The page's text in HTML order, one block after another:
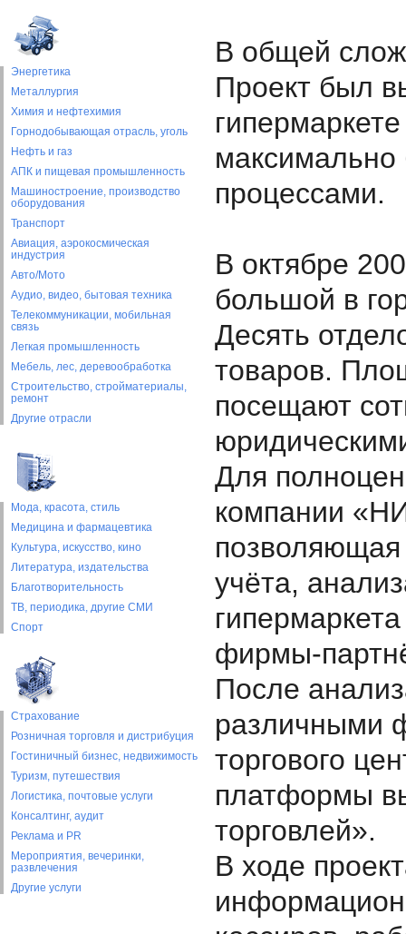
Энергетика
Металлургия
Химия и нефтехимия
Горнодобывающая отрасль, уголь
Нефть и газ
АПК и пищевая промышленность
Машиностроение, производство
оборудования
Транспорт
Авиация, аэрокосмическая
индустрия
Авто/Мото
Аудио, видео, бытовая техника
Телекоммуникации, мобильная
связь
Легкая промышленность
Мебель, лес, деревообработка
Строительство, стройматериалы,
ремонт
Другие отрасли
Мода, красота, стиль
Медицина и фармацевтика
Культура, искусство, кино
Литература, издательства
Благотворительность
ТВ, периодика, другие СМИ
Спорт
Страхование
Розничная торговля и дистрибуция
Гостиничный бизнес, недвижимость
Туризм, путешествия
Логистика, почтовые услуги
Консалтинг, аудит
Реклама и PR
Мероприятия, вечеринки,
развлечения
Другие услуги
В общей
Проект был
максимально
процессами.
В октябре
большой в
Десять
товаров.
посещают
Для
компании
позволяющая
учёта,
фирмы-
После
различными
торгового
платформы
торговлей».
В ходе